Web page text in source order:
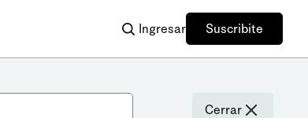
Ingresar Suscribite
Cerrar